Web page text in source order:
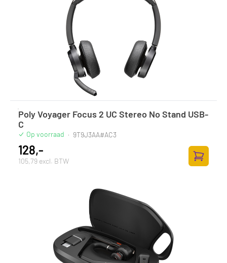
Poly Voyager Focus 2 UC Stereo No Stand USB-
C
Op voorraad · 9T9J3AA#AC3
128,-
105,79 excl. BTW